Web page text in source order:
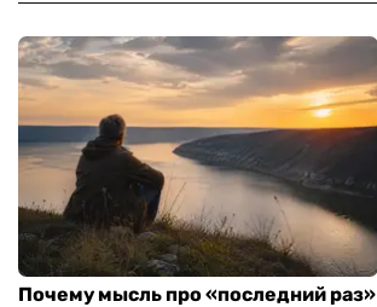
Почему мысль про «последний раз»